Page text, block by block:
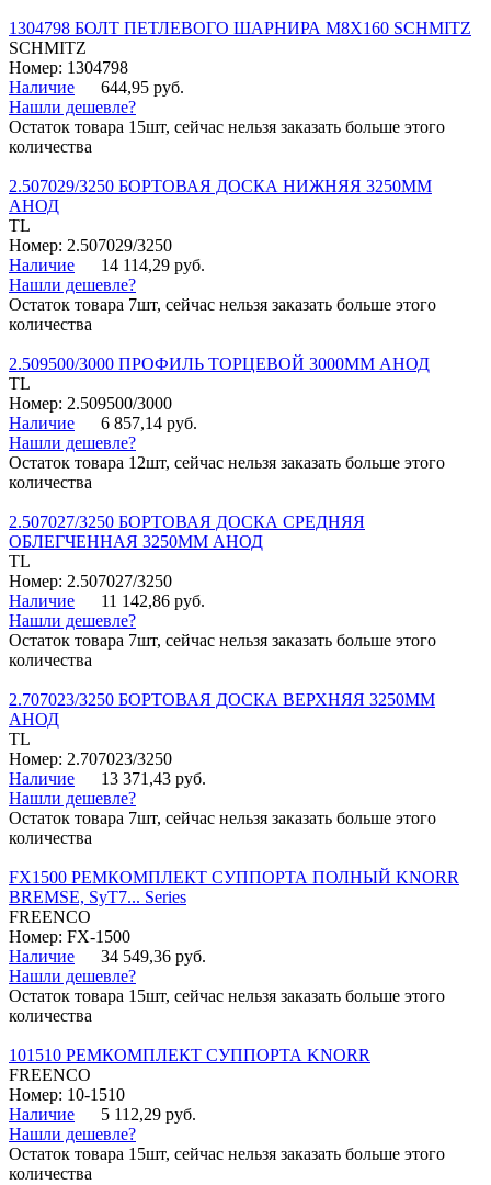
1304798 БОЛТ ПЕТЛЕВОГО ШАРНИРА М8Х160 SCHMITZ
SCHMITZ
Номер: 1304798
Наличие
644,95 руб.
Нашли дешевле?
Остаток товара 15шт, сейчас нельзя заказать больше этого
количества
2.507029/3250 БОРТОВАЯ ДОСКА НИЖНЯЯ 3250ММ
АНОД
TL
Номер: 2.507029/3250
Наличие
14 114,29 руб.
Нашли дешевле?
Остаток товара 7шт, сейчас нельзя заказать больше этого
количества
2.509500/3000 ПРОФИЛЬ ТОРЦЕВОЙ 3000ММ АНОД
TL
Номер: 2.509500/3000
Наличие
6 857,14 руб.
Нашли дешевле?
Остаток товара 12шт, сейчас нельзя заказать больше этого
количества
2.507027/3250 БОРТОВАЯ ДОСКА СРЕДНЯЯ
ОБЛЕГЧЕННАЯ 3250ММ АНОД
TL
Номер: 2.507027/3250
Наличие
11 142,86 руб.
Нашли дешевле?
Остаток товара 7шт, сейчас нельзя заказать больше этого
количества
2.707023/3250 БОРТОВАЯ ДОСКА ВЕРХНЯЯ 3250ММ
АНОД
TL
Номер: 2.707023/3250
Наличие
13 371,43 руб.
Нашли дешевле?
Остаток товара 7шт, сейчас нельзя заказать больше этого
количества
FX1500 РЕМКОМПЛЕКТ СУППОРТА ПОЛНЫЙ KNORR
BREMSE, SyT7... Series
FREENCO
Номер: FX-1500
Наличие
34 549,36 руб.
Нашли дешевле?
Остаток товара 15шт, сейчас нельзя заказать больше этого
количества
101510 РЕМКОМПЛЕКТ СУППОРТА KNORR
FREENCO
Номер: 10-1510
Наличие
5 112,29 руб.
Нашли дешевле?
Остаток товара 15шт, сейчас нельзя заказать больше этого
количества